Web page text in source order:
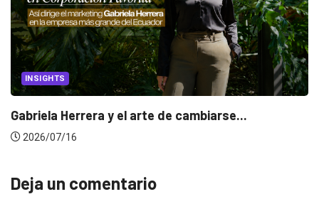
CANNES LIONS 2026
Dos ecuatorianos en el jurado de Cannes...
2026/06/23
Deja un comentario